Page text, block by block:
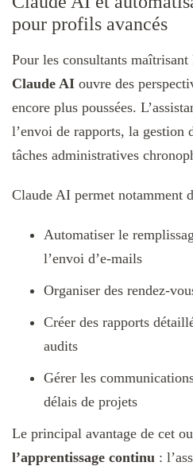
pour profils avancés
Pour les consultants
Claude AI ouvre des
encore plus poussées.
l’envoi de rapports, la gestion
tâches administratives
Claude AI permet notamment
Automatiser le
l’envoi d’e-mails​
Organiser des rendez-
Créer des rapports
audits​
Gérer les
délais de projets​
Le principal avantage de cet
l’apprentissage continu :